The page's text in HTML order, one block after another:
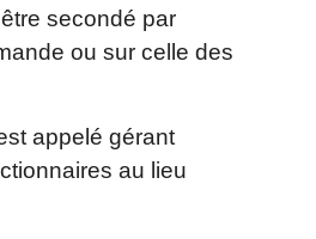
secondé par
ou sur celle des
appelé gérant
au lieu